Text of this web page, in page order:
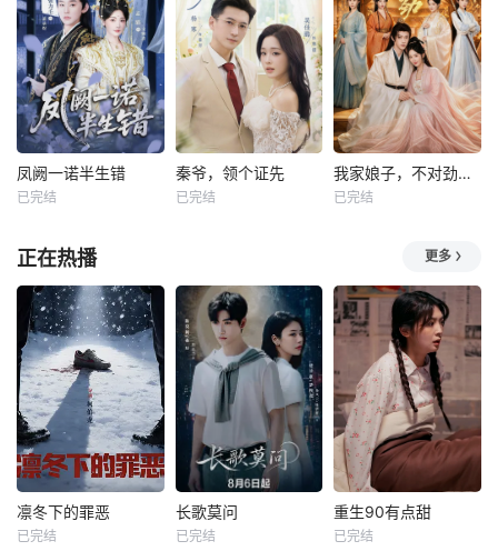
凤阙一诺半生错
已完结
秦爷，领个证先
已完结
我家娘子，不对劲第四季
已完结
正在热播 更多
凛冬下的罪恶
已完结
长歌莫问
已完结
重生90有点甜
已完结